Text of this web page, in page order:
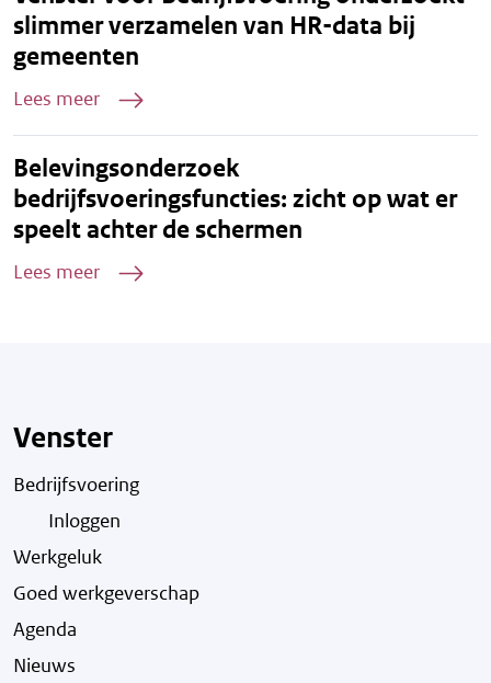
slimmer verzamelen van HR-data bij
gemeenten
Lees meer
Belevingsonderzoek
bedrijfsvoeringsfuncties: zicht op wat er
speelt achter de schermen
Lees meer
Venster
Bedrijfsvoering
Inloggen
Werkgeluk
Goed werkgeverschap
Agenda
Nieuws